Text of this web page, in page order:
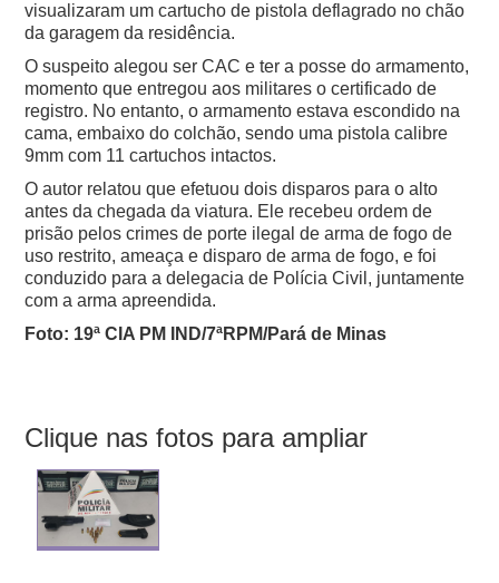
visualizaram um cartucho de pistola deflagrado no chão
da garagem da residência.
O suspeito alegou ser CAC e ter a posse do armamento,
momento que entregou aos militares o certificado de
registro. No entanto, o armamento estava escondido na
cama, embaixo do colchão, sendo uma pistola calibre
9mm com 11 cartuchos intactos.
O autor relatou que efetuou dois disparos para o alto
antes da chegada da viatura. Ele recebeu ordem de
prisão pelos crimes de porte ilegal de arma de fogo de
uso restrito, ameaça e disparo de arma de fogo, e foi
conduzido para a delegacia de Polícia Civil, juntamente
com a arma apreendida.
Foto: 19ª CIA PM IND/7ªRPM/Pará de Minas
Clique nas fotos para ampliar